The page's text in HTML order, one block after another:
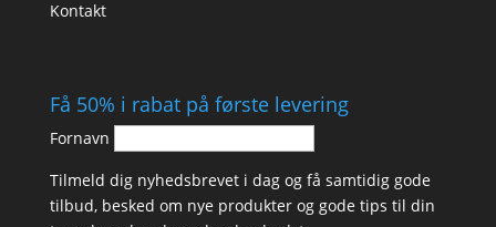
Kontakt
Få 50% i rabat på første levering
Fornavn
Tilmeld dig nyhedsbrevet i dag og få samtidig gode
tilbud, besked om nye produkter og gode tips til din